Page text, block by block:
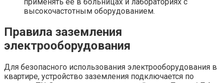
высокочастотным оборудованием.
Правила заземления
электрооборудования
Для безопасного использования электрооборудования в
квартире, устройство заземления подключается по